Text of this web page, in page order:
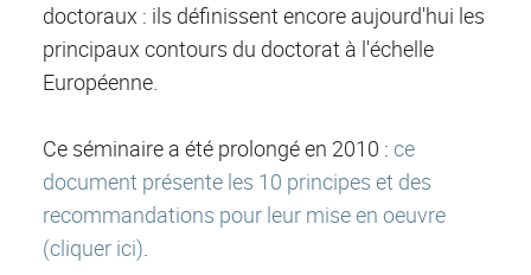
doctoraux : ils définissent encore aujourd'hui les
principaux contours du doctorat à l'échelle
Européenne.
Ce séminaire a été prolongé en 2010 : ce
document présente les 10 principes et des
recommandations pour leur mise en oeuvre
(cliquer ici).